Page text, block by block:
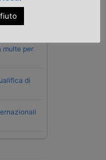
infortunio
multe per
di